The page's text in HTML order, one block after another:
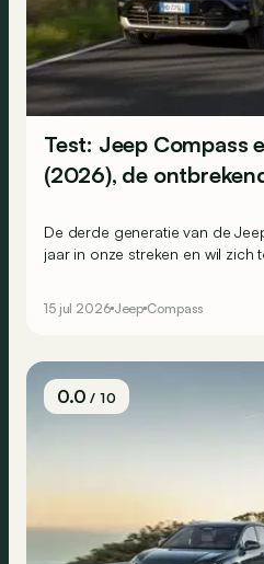
Test: Jeep Compass
(2026), de
De derde generatie van de
jaar in onze streken en wil zich
wordt nu aangevuld met een
15 jul 2026 Jeep Compass
0.0/ 10